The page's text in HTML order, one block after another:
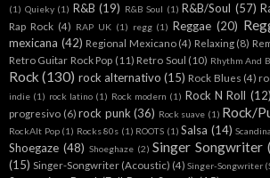
(1) Quieky (1) R&B (19) R&B Soul (1) R&B/Soul (57)
Rap Rock (4) RAP UK (1) regg (1) Reggae (20)
mexicana (42) Regional Mexicano (4) Relaxing (8)
Retro Guitar Rock Pop (11) Retro Soul (10) Rhythm And
Rock (130) rock alternativo (15) Rock Blues (4)
indie (1) rock latino (1) Rock modern (1) Rock N Roll (12)
progresivo (6) rock punk (36) Rock suave (1) Rock/
RockAlt Pop (1) Rocks 80s (1) ROOTS (1) Salsa (14)
Shoegaze (48) Shoeghaze (2) Singer Songwriter
(15) Singer-Songwriter (Acoustic) (4) Singer-Songwriter